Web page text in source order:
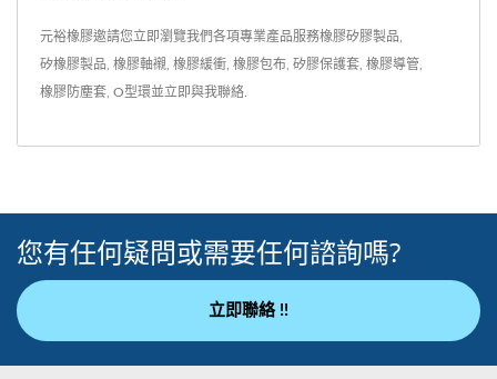
元裕橡膠邀請您立即瀏覽我們各項專業產品服務橡膠矽膠製品
矽橡膠製品 橡膠軸襯 橡膠緩衝 橡膠包布 矽膠保護套 橡膠導管
橡膠防塵套 O型環並立即與我聯絡
您有任何疑問或需要任何諮詢嗎?
立即聯絡 !!